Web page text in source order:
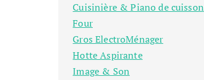
Cuisinière & Piano de cuisson
Four
Gros ElectroMénager
Hotte Aspirante
Image & Son